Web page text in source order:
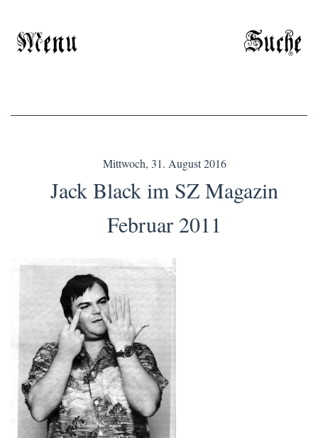
Menu Suche
Mittwoch, 31. August 2016
Jack Black im SZ Magazin
Februar 2011